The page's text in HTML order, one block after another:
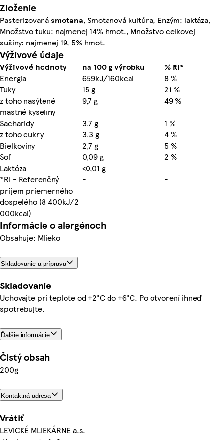
Zloženie
Pasterizovanásmotana, Smotanová kultúra, Enzým: laktáza,
Množstvo tuku: najmenej 14% hmot., Množstvo celkovej
sušiny: najmenej 19, 5% hmot.
Výživové údaje
Výživové hodnoty na 100 g výrobku
% RI*
Energia
659kJ/160kcal
8 %
Tuky
15 g
21 %
z toho nasýtené
mastné kyseliny
9,7 g
49 %
Sacharidy
3,7 g
1 %
z toho cukry
3,3 g
4 %
Bielkoviny
2,7 g
5 %
Soľ
0,09 g
2 %
Laktóza
<0,01 g
*RI - Referenčný
príjem priemerného
dospelého (8 400kJ/2
000kcal)
- -
Informácie o alergénoch
Obsahuje: Mlieko
Skladovanie a príprava
Skladovanie
Uchovajte pri teplote od +2°C do +6°C. Po otvorení ihneď
spotrebujte.
Ďalšie informácie
Čistý obsah
200g
Kontaktná adresa
Vrátiť
LEVICKÉ MLIEKÁRNE a.s.